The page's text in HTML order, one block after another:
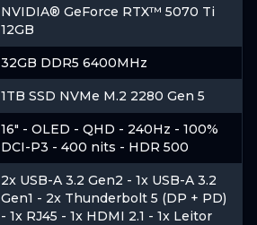
NVIDIA® GeForce RTX™ 5070 Ti
12GB
32GB DDR5 6400MHz
1TB SSD NVMe M.2 2280 Gen 5
16" - OLED - QHD - 240Hz - 100%
DCI-P3 - 400 nits - HDR 500
2x USB-A 3.2 Gen2 - 1x USB-A 3.2
Gen1 - 2x Thunderbolt 5 (DP + PD)
- 1x RJ45 - 1x HDMI 2.1 - 1x Leitor